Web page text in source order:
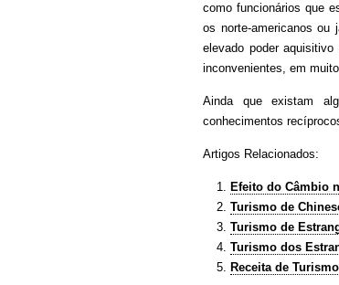
como funcionários que
os norte-americanos ou
elevado poder
inconvenientes, em
Ainda que existam
conhecimentos
Artigos Relacionados:
Efeito do Câmbio
Turismo de
Turismo de
Turismo dos
Receita de